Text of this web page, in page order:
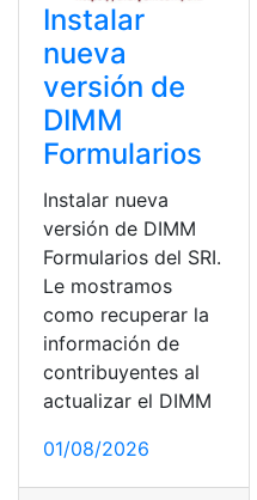
Instalar
nueva
versión de
DIMM
Formularios
Instalar nueva
versión de DIMM
Formularios del SRI.
Le mostramos
como recuperar la
información de
contribuyentes al
actualizar el DIMM
01/08/2026